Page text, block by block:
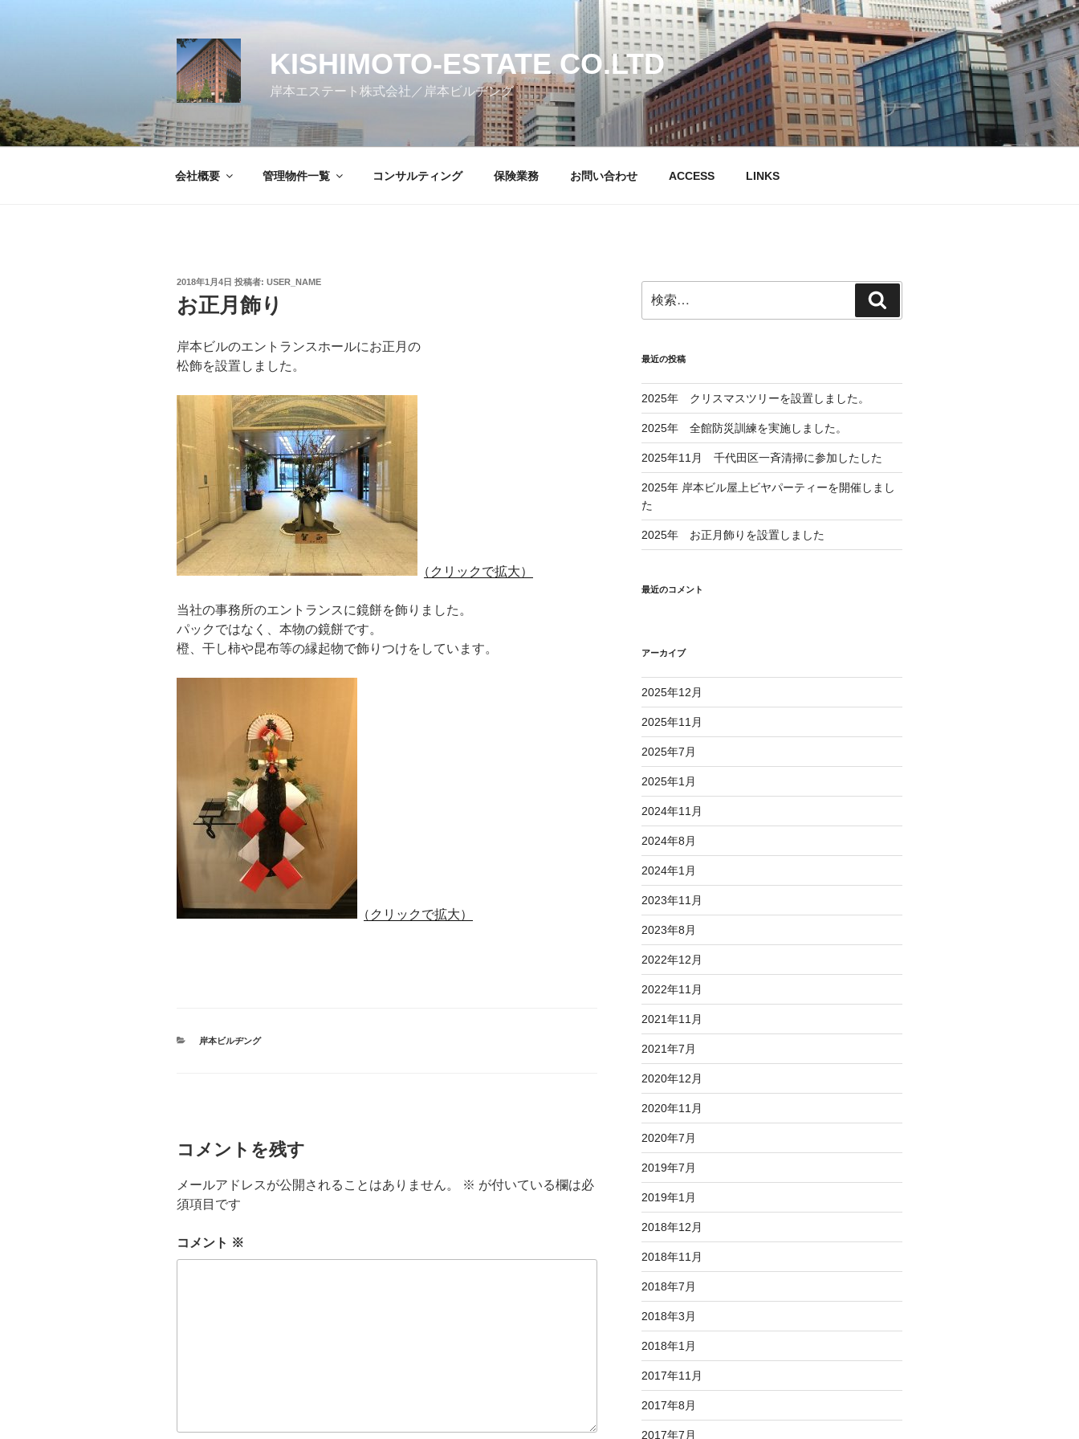
へ
ス
キ
KISHIMOTO-ESTATE CO.LTD
岸本エステート株式会社／岸本ビルヂング
会社概要 管理物件一覧 コンサルティング 保険業務 お問い合わせ ACCESS LINKS
投
日:
2018年1月4日 投稿者: USER_NAME
お正月飾り
岸本ビルのエントランスホールにお正月の
松飾を設置しました。
（クリックで拡大）
当社の事務所のエントランスに鏡餅を飾りました。
パックではなく、本物の鏡餅です。
橙、干し柿や昆布等の縁起物で飾りつけをしています。
（クリックで拡大）
カ
岸本ビルヂング
コメントを残す
メールアドレスが公開されることはありません。 ※ が付いている欄は必
須項目です
コメント ※
索:
索
最近の投稿
2025年 クリスマスツリーを設置しました。
2025年 全館防災訓練を実施しました。
2025年11月 千代田区一斉清掃に参加したした
2025年 岸本ビル屋上ビヤパーティーを開催しまし
た
2025年 お正月飾りを設置しました
最近のコメント
アーカイブ
2025年12月
2025年11月
2025年7月
2025年1月
2024年11月
2024年8月
2024年1月
2023年11月
2023年8月
2022年12月
2022年11月
2021年11月
2021年7月
2020年12月
2020年11月
2020年7月
2019年7月
2019年1月
2018年12月
2018年11月
2018年7月
2018年3月
2018年1月
2017年11月
2017年8月
2017年7月